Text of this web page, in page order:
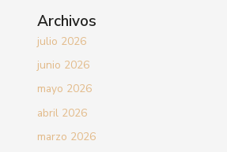
Archivos
julio 2026
junio 2026
mayo 2026
abril 2026
marzo 2026